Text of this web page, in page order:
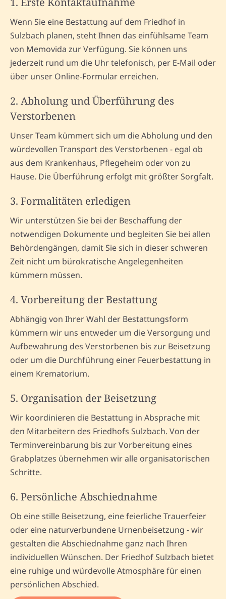
Wenn Sie eine Bestattung auf dem Friedhof in
Sulzbach planen, steht Ihnen das einfühlsame Team
von Memovida zur Verfügung. Sie können uns
jederzeit rund um die Uhr telefonisch, per E-Mail oder
über unser Online-Formular erreichen.
2. Abholung und Überführung des
Verstorbenen
Unser Team kümmert sich um die Abholung und den
würdevollen Transport des Verstorbenen - egal ob
aus dem Krankenhaus, Pflegeheim oder von zu
Hause. Die Überführung erfolgt mit größter Sorgfalt.
3. Formalitäten erledigen
Wir unterstützen Sie bei der Beschaffung der
notwendigen Dokumente und begleiten Sie bei allen
Behördengängen, damit Sie sich in dieser schweren
Zeit nicht um bürokratische Angelegenheiten
kümmern müssen.
4. Vorbereitung der Bestattung
Abhängig von Ihrer Wahl der Bestattungsform
kümmern wir uns entweder um die Versorgung und
Aufbewahrung des Verstorbenen bis zur Beisetzung
oder um die Durchführung einer Feuerbestattung in
einem Krematorium.
5. Organisation der Beisetzung
Wir koordinieren die Bestattung in Absprache mit
den Mitarbeitern des Friedhofs Sulzbach. Von der
Terminvereinbarung bis zur Vorbereitung eines
Grabplatzes übernehmen wir alle organisatorischen
Schritte.
6. Persönliche Abschiednahme
Ob eine stille Beisetzung, eine feierliche Trauerfeier
oder eine naturverbundene Urnenbeisetzung - wir
gestalten die Abschiednahme ganz nach Ihren
individuellen Wünschen. Der Friedhof Sulzbach bietet
eine ruhige und würdevolle Atmosphäre für einen
persönlichen Abschied.